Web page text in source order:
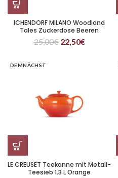
ICHENDORF MILANO Woodland
Tales Zuckerdose Beeren
Hagebutte
25,00€ 22,50€
DEMNÄCHST
LE CREUSET Teekanne mit Metall-
Teesieb 1.3 L Orange